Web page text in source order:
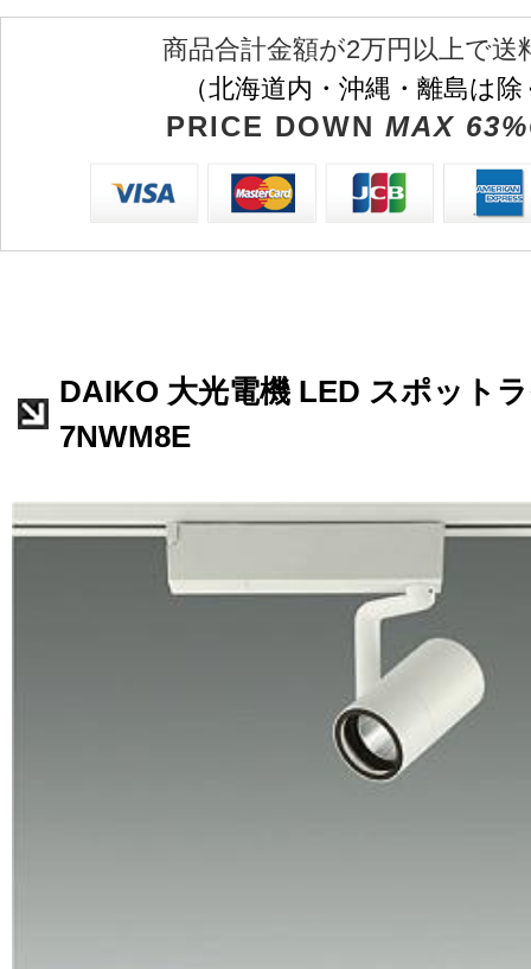
商品合計金額が2万円以上で送
（北海道内・沖縄・離島は
PRICE DOWN MAX
DAIKO 大光電機 LED スポット
7NWM8E